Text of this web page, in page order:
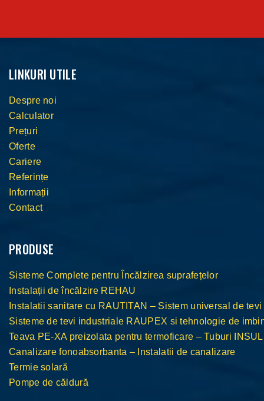
LINKURI UTILE
Despre noi
Calculator
Prețuri
Oferte
Cariere
Referințe
Informații
Contact
PRODUSE
Sisteme Complete pentru Încălzirea suprafețelor
Instalații de încălzire REHAU
Instalatii sanitare cu RAUTITAN – Sistem universal de tevi
Sisteme de tevi industriale RAUPEX si tehnologie de
Teava PE-XA preizolata pentru termoficare – Tuburi
Canalizare fonoabsorbanta – Instalatii de canalizare
Termie solară
Pompe de căldură